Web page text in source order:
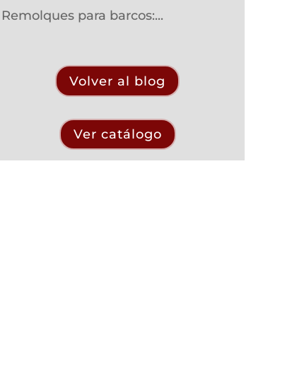
Remolques para barcos:...
Volver al blog
Ver catálogo